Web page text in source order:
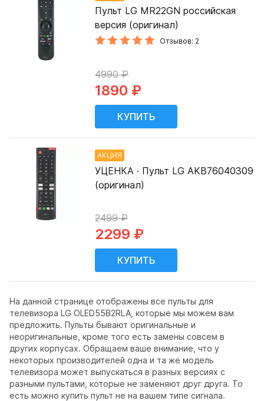
На данной странице отображены все пульты для
телевизора LG OLED55B2RLA, которые мы можем вам
предложить. Пульты бывают оригинальные и
неоригинальные, кроме того есть замены совсем в
других корпусах. Обращаем ваше внимание, что у
некоторых производителей одна и та же модель
телевизора может выпускаться в разных версиях с
разными пультами, которые не заменяют друг друга. То
есть можно купить пульт не на вашем типе сигнала.
Пульт LG MR22GN российская
версия (оригинал)
Отзывов: 2
4990 ₽
1890 ₽
АКЦИЯ
УЦЕНКА · Пульт LG AKB76040309
(оригинал)
2499 ₽
2299 ₽